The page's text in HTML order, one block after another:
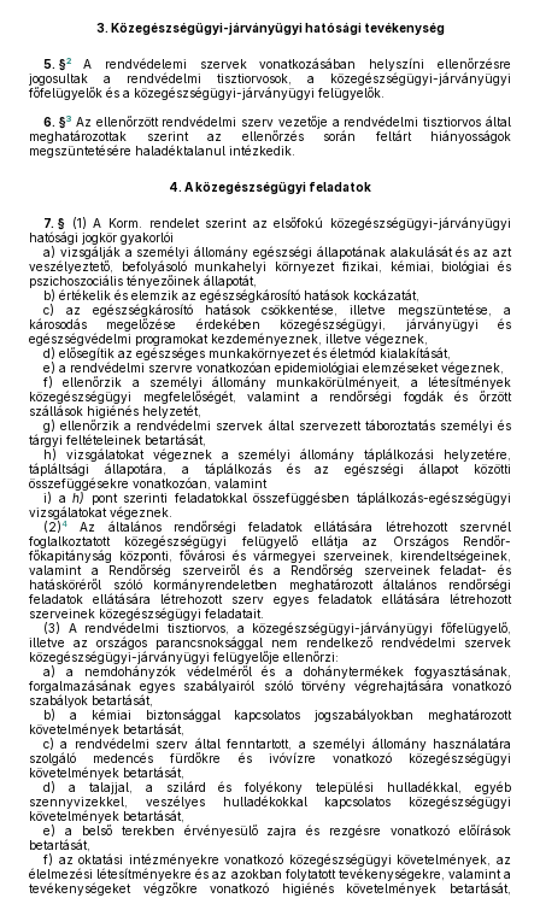
3. Közegészségügyi-járványügyi hatósági tevékenység
5. §2
A rendvédelemi szervek vonatkozásában helyszíni ellenőrzésre
jogosultak a rendvédelmi tisztiorvosok, a közegészségügyi-járványügyi
főfelügyelők és a közegészségügyi-járványügyi felügyelők.
6. §3 Az ellenőrzött rendvédelmi szerv vezetője a rendvédelmi tisztiorvos által
meghatározottak szerint az ellenőrzés során feltárt hiányosságok
megszüntetésére haladéktalanul intézkedik.
4. A közegészségügyi feladatok
7. § (1) A Korm. rendelet szerint az elsőfokú közegészségügyi-járványügyi
hatósági jogkör gyakorlói
a) vizsgálják a személyi állomány egészségi állapotának alakulását és az azt
veszélyeztető, befolyásoló munkahelyi környezet fizikai, kémiai, biológiai és
pszichoszociális tényezőinek állapotát,
b) értékelik és elemzik az egészségkárosító hatások kockázatát,
c) az egészségkárosító hatások csökkentése, illetve megszüntetése, a
károsodás megelőzése érdekében közegészségügyi, járványügyi és
egészségvédelmi programokat kezdeményeznek, illetve végeznek,
d) elősegítik az egészséges munkakörnyezet és életmód kialakítását,
e) a rendvédelmi szervre vonatkozóan epidemiológiai elemzéseket végeznek,
f) ellenőrzik a személyi állomány munkakörülményeit, a létesítmények
közegészségügyi megfelelőségét, valamint a rendőrségi fogdák és őrzött
szállások higiénés helyzetét,
g) ellenőrzik a rendvédelmi szervek által szervezett táboroztatás személyi és
tárgyi feltételeinek betartását,
h) vizsgálatokat végeznek a személyi állomány táplálkozási helyzetére,
tápláltsági állapotára, a táplálkozás és az egészségi állapot közötti
összefüggésekre vonatkozóan, valamint
i) ah) pont szerinti feladatokkal összefüggésben táplálkozás-egészségügyi
vizsgálatokat végeznek.
(2)4
Az általános rendőrségi feladatok ellátására létrehozott szervnél
foglalkoztatott közegészségügyi felügyelő ellátja az Országos Rendőr-
főkapitányság központi, fővárosi és vármegyei szerveinek, kirendeltségeinek,
valamint a Rendőrség szerveiről és a Rendőrség szerveinek feladat- és
hatásköréről szóló kormányrendeletben meghatározott általános rendőrségi
feladatok ellátására létrehozott szerv egyes feladatok ellátására létrehozott
szerveinek közegészségügyi feladatait.
(3) A rendvédelmi tisztiorvos, a közegészségügyi-járványügyi főfelügyelő,
illetve az országos parancsnoksággal nem rendelkező rendvédelmi szervek
közegészségügyi-járványügyi felügyelője ellenőrzi:
a) a nemdohányzók védelméről és a dohánytermékek fogyasztásának,
forgalmazásának egyes szabályairól szóló törvény végrehajtására vonatkozó
szabályok betartását,
b) a kémiai biztonsággal kapcsolatos jogszabályokban meghatározott
követelmények betartását,
c) a rendvédelmi szerv által fenntartott, a személyi állomány használatára
szolgáló medencés fürdőkre és ivóvízre vonatkozó közegészségügyi
követelmények betartását,
d) a talajjal, a szilárd és folyékony települési hulladékkal, egyéb
szennyvizekkel, veszélyes hulladékokkal kapcsolatos közegészségügyi
követelmények betartását,
e) a belső terekben érvényesülő zajra és rezgésre vonatkozó előírások
betartását,
f) az oktatási intézményekre vonatkozó közegészségügyi követelmények, az
élelmezési létesítményekre és az azokban folytatott tevékenységekre, valamint a
tevékenységeket végzőkre vonatkozó higiénés követelmények betartását,